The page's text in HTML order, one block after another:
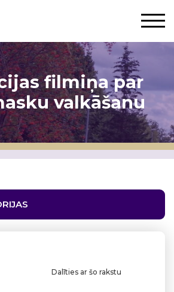
filmiņa par
valkāšanu
Dalīties ar šo rakstu